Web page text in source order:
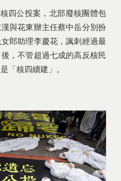
四公投案，北部廢核團體包
與花東辦主任蔡中岳分別扮
郎助理李慶花，諷刺經過最
，不管超過七成的高反核民
「核四續建」。